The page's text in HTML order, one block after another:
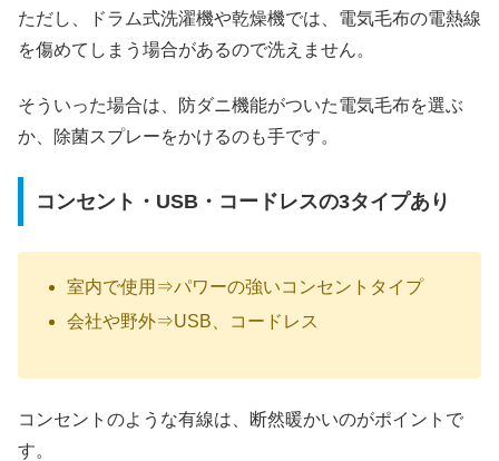
ただし、ドラム式洗濯機や乾燥機では、電気毛布の電熱線
を傷めてしまう場合があるので洗えません。
そういった場合は、防ダニ機能がついた電気毛布を選ぶ
か、除菌スプレーをかけるのも手です。
コンセント・USB・コードレスの3タイプあり
室内で使用⇒パワーの強いコンセントタイプ
会社や野外⇒USB、コードレス
コンセントのような有線は、断然暖かいのがポイントで
す。